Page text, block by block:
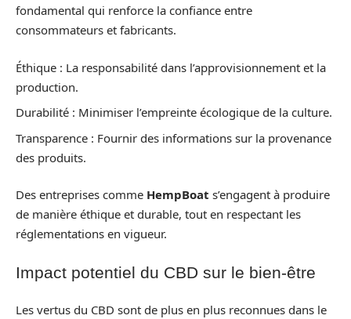
fondamental qui renforce la confiance entre
consommateurs et fabricants.
Éthique : La responsabilité dans l’approvisionnement et la
production.
Durabilité : Minimiser l’empreinte écologique de la culture.
Transparence : Fournir des informations sur la provenance
des produits.
Des entreprises comme HempBoat s’engagent à produire
de manière éthique et durable, tout en respectant les
réglementations en vigueur.
Impact potentiel du CBD sur le bien-être
Les vertus du CBD sont de plus en plus reconnues dans le